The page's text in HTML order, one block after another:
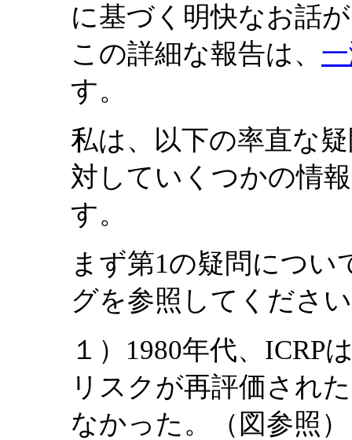
に基づく明快なお話
この詳細な報告は、
す。
私は、以下の率直な
対していくつかの情
す。
まず第1の疑問につ
グを参照してくださ
１）1980年代、ICRP
リスクが再評価され
なかった。（図参照